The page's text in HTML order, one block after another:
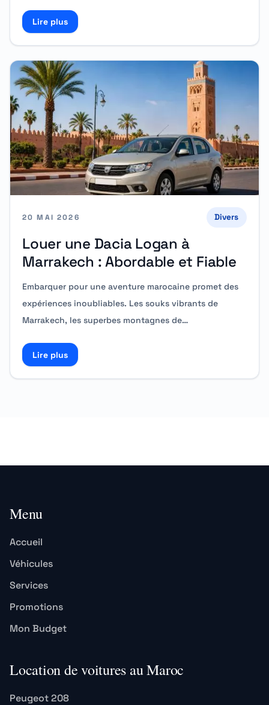
Lire plusRead more about Mawlid Nabawi : Voyagez
20 MAI 2026 Divers
Louer une Dacia Logan à
Marrakech : Abordable et Fiable
Embarquer pour une aventure marocaine promet des
expériences inoubliables. Les souks vibrants de
Marrakech, les superbes montagnes de…
Lire plusRead more about Louer une Dacia Logan à
Menu
Accueil
Véhicules
Services
Promotions
Mon Budget
Location de voitures au Maroc
Peugeot 208